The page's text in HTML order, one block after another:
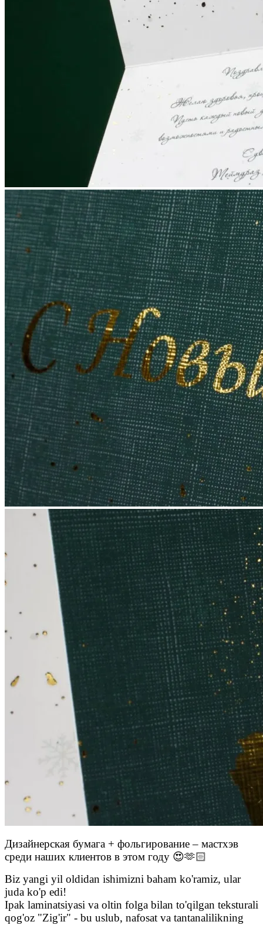
Дизайнерская бумага + фольгирование – мастхэв
среди наших клиентов в этом году 😍🫶🏻
Biz yangi yil oldidan ishimizni baham ko'ramiz, ular
juda ko'p edi!
Ipak laminatsiyasi va oltin folga bilan to'qilgan teksturali
qog'oz "Zig'ir" - bu uslub, nafosat va tantanalilikning